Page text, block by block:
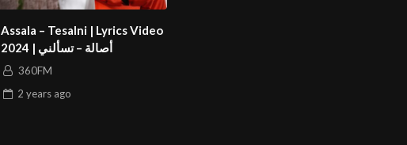
Assala – Tesalni | Lyrics Video
2024 | أصالة – تسألني
360FM
2 yearsago